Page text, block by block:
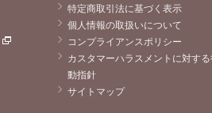
特定商取引法に基づく表示
個人情報の取扱いについて
コンプライアンスポリシー
カスタマーハラスメントに対す
動指針
サイトマップ